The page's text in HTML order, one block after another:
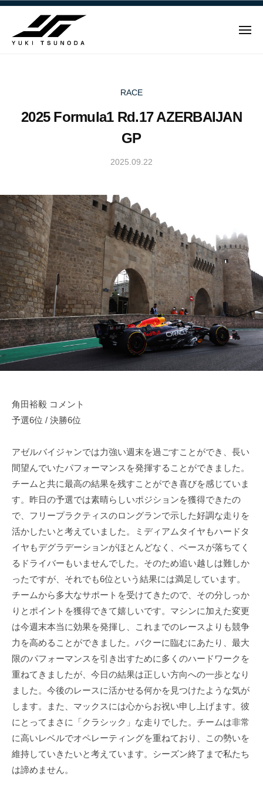
コ
d
a
–
角
田
裕
毅
｜
F
1
d
i
v
r
Y
u
k
i
T
s
u
n
o
d
a
O
f
f
i
c
a
l
メ
RACE
2025 Formula1 Rd.17 AZERBAIJAN
GP
2025.09.22
k
T
s
u
n
o
d
a
角田裕毅 コメント
予選6位 / 決勝6位
アゼルバイジャンでは力強い週末を過ごすことができ、長い
間望んでいたパフォーマンスを発揮することができました。
チームと共に最高の結果を残すことができ喜びを感じていま
す。昨日の予選では素晴らしいポジションを獲得できたの
で、フリープラクティスのロングランで示した好調な走りを
活かしたいと考えていました。ミディアムタイヤもハードタ
イヤもデグラデーションがほとんどなく、ペースが落ちてく
るドライバーもいませんでした。そのため追い越しは難しか
ったですが、それでも6位という結果には満足しています。
チームから多大なサポートを受けてきたので、その分しっか
りとポイントを獲得できて嬉しいです。マシンに加えた変更
は今週末本当に効果を発揮し、これまでのレースよりも競争
力を高めることができました。バクーに臨むにあたり、最大
限のパフォーマンスを引き出すために多くのハードワークを
重ねてきましたが、今日の結果は正しい方向への一歩となり
ました。今後のレースに活かせる何かを見つけたような気が
します。また、マックスには心からお祝い申し上げます。彼
にとってまさに「クラシック」な走りでした。チームは非常
に高いレベルでオペレーティングを重ねており、この勢いを
維持していきたいと考えています。シーズン終了まで私たち
は諦めません。
i
裕
毅
｜
F
1
d
r
i
v
e
r
u
T
s
n
o
d
a
O
f
i
c
i
a
l
S
e